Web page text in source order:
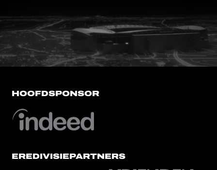
FC Utrecht<br>vanuit<br>het
HOOFDSPONSOR
EREDIVISIEPARTNERS